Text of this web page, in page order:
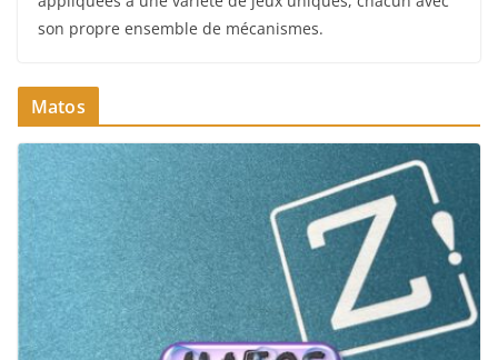
son propre ensemble de mécanismes.
Matos